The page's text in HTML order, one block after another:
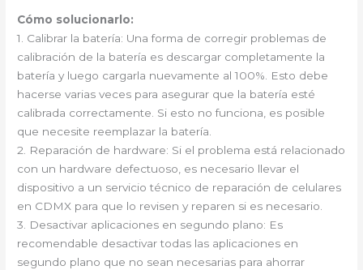
Cómo solucionarlo:
1. Calibrar la batería: Una forma de corregir problemas de
calibración de la batería es descargar completamente la
batería y luego cargarla nuevamente al 100%. Esto debe
hacerse varias veces para asegurar que la batería esté
calibrada correctamente. Si esto no funciona, es posible
que necesite reemplazar la batería.
2. Reparación de hardware: Si el problema está relacionado
con un hardware defectuoso, es necesario llevar el
dispositivo a un servicio técnico de reparación de celulares
en CDMX para que lo revisen y reparen si es necesario.
3. Desactivar aplicaciones en segundo plano: Es
recomendable desactivar todas las aplicaciones en
segundo plano que no sean necesarias para ahorrar